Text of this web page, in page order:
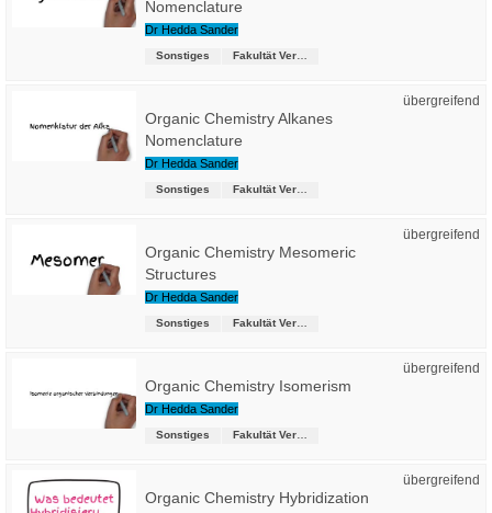
Nomenclature
Dr Hedda Sander
Sonstiges
übergreifend
Organic Chemistry Alkanes
Nomenclature
Dr Hedda Sander
Sonstiges
übergreifend
Organic Chemistry Mesomeric
Structures
Dr Hedda Sander
Sonstiges
übergreifend
Organic Chemistry Isomerism
Dr Hedda Sander
Sonstiges
übergreifend
Organic Chemistry Hybridization